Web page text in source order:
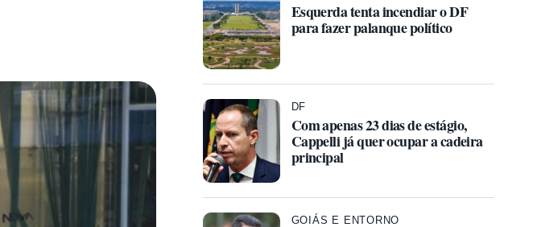
Esquerda tenta incendiar o DF
para fazer palanque político
DF
Com apenas 23 dias de estágio,
Cappelli já quer ocupar a cadeira
principal
GOIÁS E ENTORNO